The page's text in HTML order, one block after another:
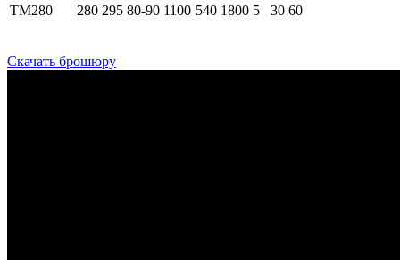
TM280
280 295 80-90 1100 540 1800 5 30 60
Скачать брошюру